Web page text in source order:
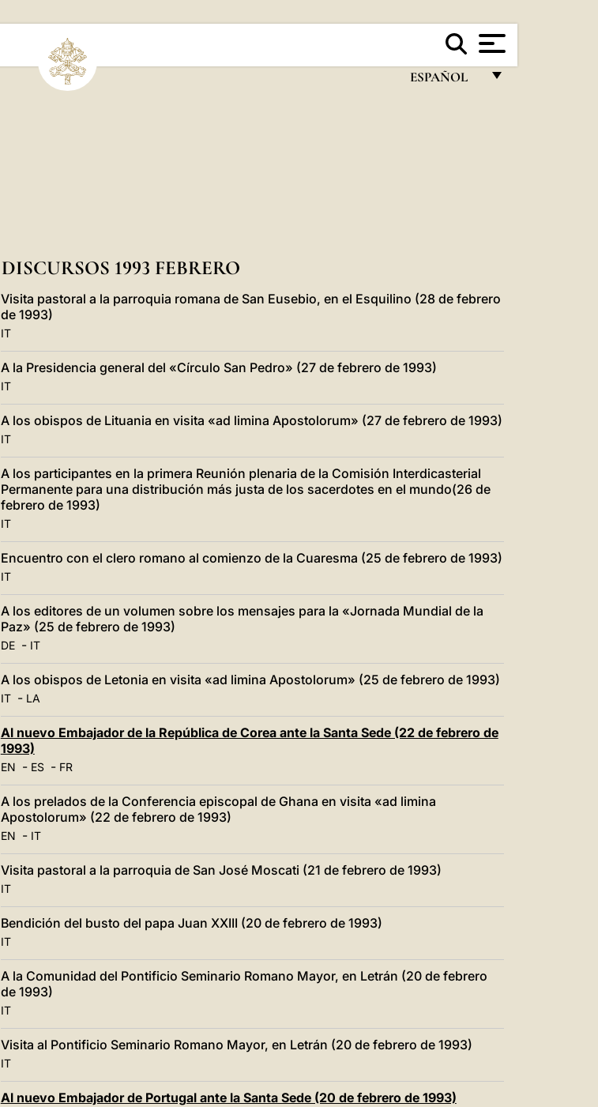
ESPAÑOL
POLSKI
中文
DISCURSOS 1993 FEBRERO
Visita pastoral a la parroquia romana de San Eusebio, en el Esquilino (28 de febrero
de 1993)
IT
A la Presidencia general del «Círculo San Pedro» (27 de febrero de 1993)
IT
A los obispos de Lituania en visita «ad limina Apostolorum» (27 de febrero de 1993)
IT
A los participantes en la primera Reunión plenaria de la Comisión Interdicasterial
Permanente para una distribución más justa de los sacerdotes en el mundo(26 de
febrero de 1993)
IT
Encuentro con el clero romano al comienzo de la Cuaresma (25 de febrero de 1993)
IT
A los editores de un volumen sobre los mensajes para la «Jornada Mundial de la
Paz» (25 de febrero de 1993)
DE- IT
A los obispos de Letonia en visita «ad limina Apostolorum» (25 de febrero de 1993)
IT- LA
Al nuevo Embajador de la República de Corea ante la Santa Sede (22 de febrero de
1993)
EN - ES- FR
A los prelados de la Conferencia episcopal de Ghana en visita «ad limina
Apostolorum» (22 de febrero de 1993)
EN - IT
Visita pastoral a la parroquia de San José Moscati (21 de febrero de 1993)
IT
Bendición del busto del papa Juan XXIII (20 de febrero de 1993)
IT
A la Comunidad del Pontificio Seminario Romano Mayor, en Letrán (20 de febrero
de 1993)
IT
Visita al Pontificio Seminario Romano Mayor, en Letrán (20 de febrero de 1993)
IT
Al nuevo Embajador de Portugal ante la Santa Sede (20 de febrero de 1993)